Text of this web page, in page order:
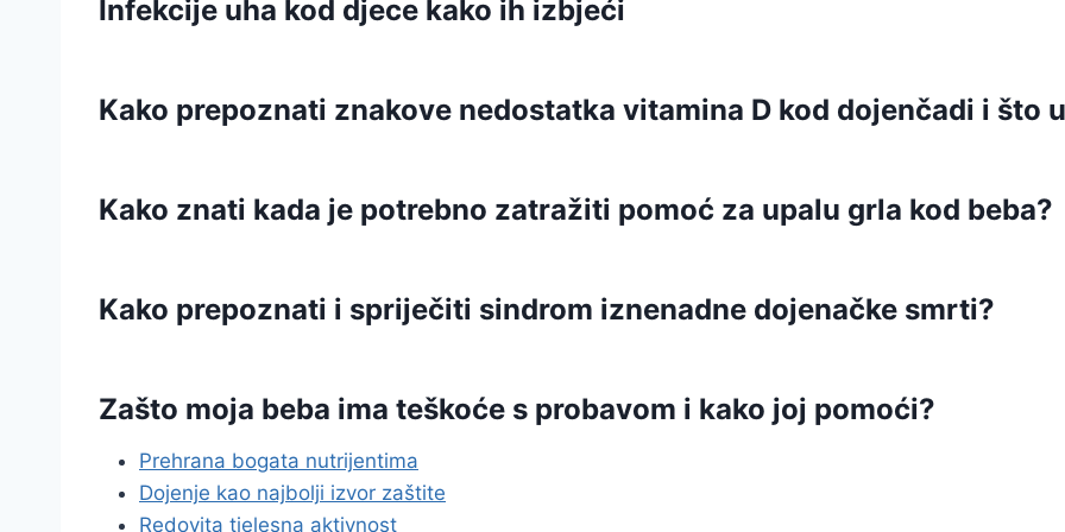
Infekcije uha kod djece kako ih izbjeći
Kako prepoznati znakove nedostatka vitamina D kod dojenčadi i što
Kako znati kada je potrebno zatražiti pomoć za upalu grla kod beba?
Kako prepoznati i spriječiti sindrom iznenadne dojenačke smrti?
Zašto moja beba ima teškoće s probavom i kako joj pomoći?
Prehrana bogata nutrijentima
Dojenje kao najbolji izvor zaštite
Redovita tjelesna aktivnost